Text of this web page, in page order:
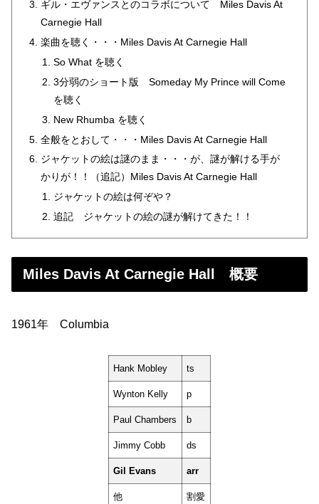
ギル・エヴァンスとのコラボについて Miles Davis At
Carnegie Hall
楽曲を聴く・・・Miles Davis At Carnegie Hall
So What を聴く
3分弱のショート版 Someday My Prince will Come
を聴く
New Rhumba を聴く
全般をとおして・・・Miles Davis At Carnegie Hall
ジャケットの絵は謎のまま・・・が、謎が解ける手が
かりが！！（追記）Miles Davis At Carnegie Hall
ジャケットの絵は何ぞや？
追記 ジャケットの絵の謎が解けてきた！！
Miles Davis At Carnegie Hall 概要
1961年 Columbia
Hank Mobley ts
Wynton Kelly p
Paul Chambers b
Jimmy Cobb ds
Gil Evans arr
他 割愛